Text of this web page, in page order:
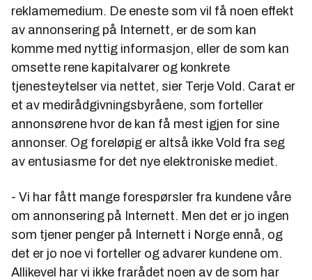
reklamemedium. De eneste som vil få noen effekt
av annonsering på Internett, er de som kan
komme med nyttig informasjon, eller de som kan
omsette rene kapitalvarer og konkrete
tjenesteytelser via nettet, sier Terje Vold. Carat er
et av medirådgivningsbyråene, som forteller
annonsørene hvor de kan få mest igjen for sine
annonser. Og foreløpig er altså ikke Vold fra seg
av entusiasme for det nye elektroniske mediet.
- Vi har fått mange forespørsler fra kundene våre
om annonsering på Internett. Men det er jo ingen
som tjener penger på Internett i Norge ennå, og
det er jo noe vi forteller og advarer kundene om.
Allikevel har vi ikke frarådet noen av de som har